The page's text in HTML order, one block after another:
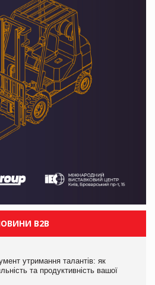
B2B
утримання талантів: як
та продуктивність вашої